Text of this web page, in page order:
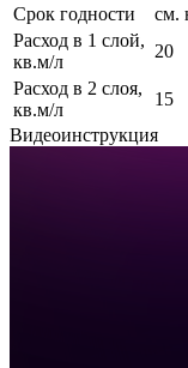
Срок годности
см.
Расход в 1 слой,
кв.м/л
20
Расход в 2 слоя,
кв.м/л
15
Видеоинструкция